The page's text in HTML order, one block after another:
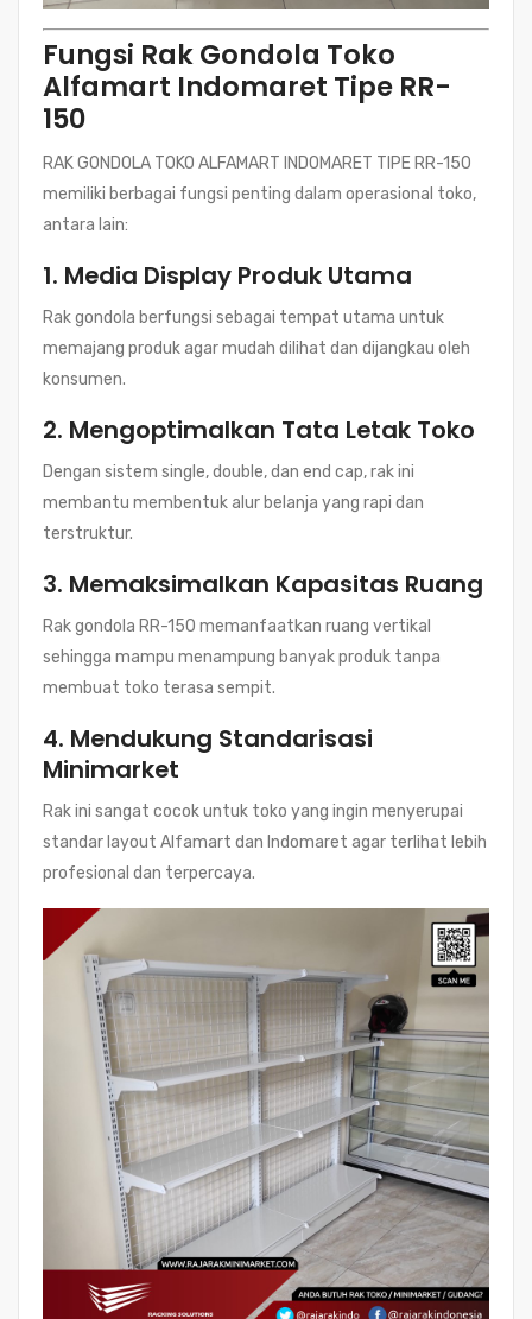
Fungsi Rak Gondola Toko
Alfamart Indomaret Tipe RR-
150
RAK GONDOLA TOKO ALFAMART INDOMARET TIPE RR-150
memiliki berbagai fungsi penting dalam operasional toko,
antara lain:
1. Media Display Produk Utama
Rak gondola berfungsi sebagai tempat utama untuk
memajang produk agar mudah dilihat dan dijangkau oleh
konsumen.
2. Mengoptimalkan Tata Letak Toko
Dengan sistem single, double, dan end cap, rak ini
membantu membentuk alur belanja yang rapi dan
terstruktur.
3. Memaksimalkan Kapasitas Ruang
Rak gondola RR-150 memanfaatkan ruang vertikal
sehingga mampu menampung banyak produk tanpa
membuat toko terasa sempit.
4. Mendukung Standarisasi
Minimarket
Rak ini sangat cocok untuk toko yang ingin menyerupai
standar layout Alfamart dan Indomaret agar terlihat lebih
profesional dan terpercaya.